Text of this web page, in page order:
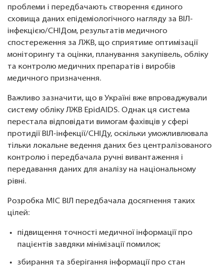
проблеми і передбачають створення єдиного
сховища даних епідеміологічного нагляду за ВІЛ-
інфекцією/СНІДом, результатів медичного
спостереження за ЛЖВ, що сприятиме оптимізації
моніторингу та оцінки, планування закупівель, обліку
та контролю медичних препаратів і виробів
медичного призначення.
Важливо зазначити, що в Україні вже впроваджували
систему обліку ЛЖВ EpidAIDS. Однак ця система
перестала відповідати вимогам фахівців у сфері
протидії ВІЛ-інфекції/СНІДу, оскільки уможливлювала
тільки локальне ведення даних без централізованого
контролю і передбачала ручні вивантаження і
передавання даних для аналізу на національному
рівні.
Розробка МІС ВІЛ передбачала досягнення таких
цілей:
підвищення точності медичної інформації про
пацієнтів завдяки мінімізації помилок;
збирання та зберігання інформації про стан